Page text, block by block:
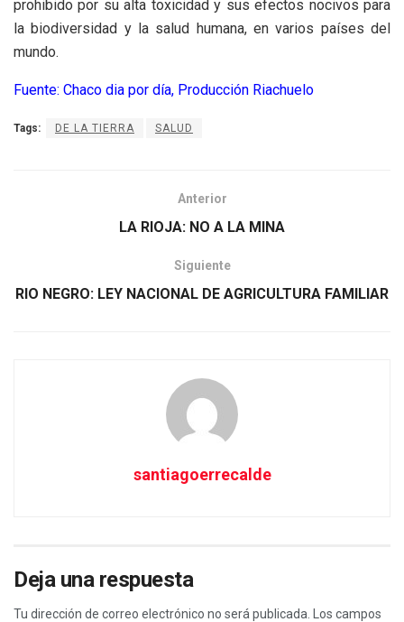
prohibido por su alta toxicidad y sus efectos nocivos para
la biodiversidad y la salud humana, en varios países del
mundo.
Fuente: Chaco dia por día, Producción Riachuelo
Tags: DE LA TIERRA SALUD
Anterior
LA RIOJA: NO A LA MINA
Siguiente
RIO NEGRO: LEY NACIONAL DE AGRICULTURA FAMILIAR
santiagoerrecalde
Deja una respuesta
Tu dirección de correo electrónico no será publicada.
Los campos